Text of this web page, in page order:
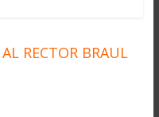
RECTOR BRAUL